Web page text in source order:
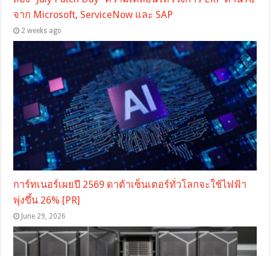
จาก Microsoft, ServiceNow และ SAP
2 weeks ago
การ์ทเนอร์เผยปี 2569 ดาต้าเซ็นเตอร์ทั่วโลกจะใช้ไฟฟ้า
พุ่งขึ้น 26% [PR]
June 29, 2026